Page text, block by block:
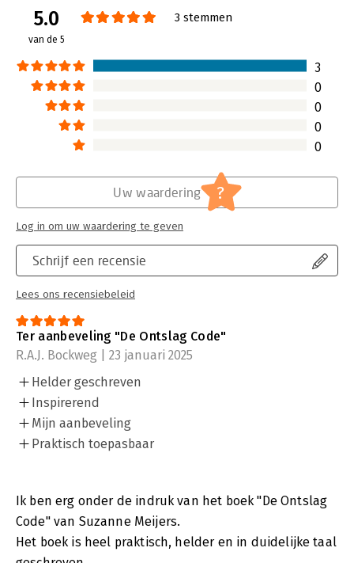
Verschijningsdatum:
6-12-2024
Hoofdrubriek:
Jongbloed:
Ontslagrecht
5.0
van de 5
3 stemmen
3
0
0
0
0
Schrijf een recensie
Lees ons recensiebeleid
Uw waardering ?
Log in om uw waardering te geven
Ter aanbeveling "De Ontslag Code"
R.A.J. Bockweg | 23 januari 2025
Helder geschreven
Inspirerend
Mijn aanbeveling
Praktisch toepasbaar
Ik ben erg onder de indruk van het boek "De Ontslag
Code" van Suzanne Meijers.
Het boek is heel praktisch, helder en in duidelijke taal